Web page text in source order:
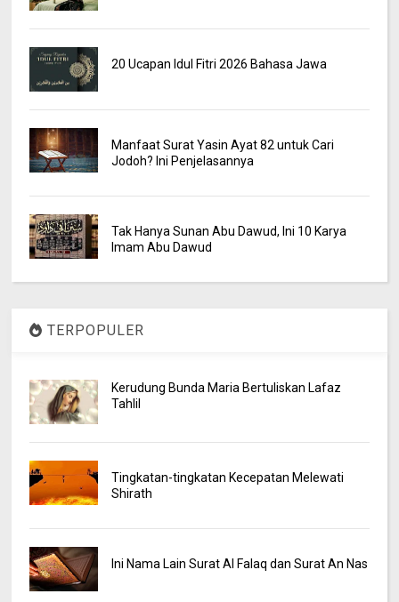
20 Ucapan Idul Fitri 2026 Bahasa Jawa
Manfaat Surat Yasin Ayat 82 untuk Cari
Jodoh? Ini Penjelasannya
Tak Hanya Sunan Abu Dawud, Ini 10 Karya
Imam Abu Dawud
TERPOPULER
Kerudung Bunda Maria Bertuliskan Lafaz
Tahlil
Tingkatan-tingkatan Kecepatan Melewati
Shirath
Ini Nama Lain Surat Al Falaq dan Surat An Nas